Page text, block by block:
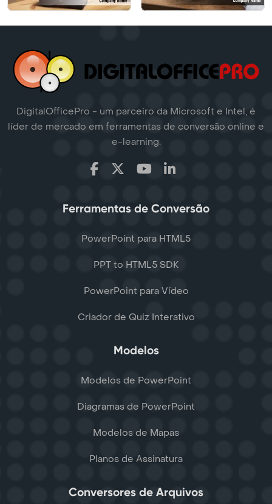
DigitalOfficePro - um parceiro da Microsoft e Intel, é
líder de mercado em ferramentas de conversão online e
e-learning.
Ferramentas de Conversão
PowerPoint para HTML5
PPT to HTML5 SDK
PowerPoint para Vídeo
Criador de Quiz Interativo
Modelos
Modelos de PowerPoint
Diagramas de PowerPoint
Modelos de Mapas
Planos de Assinatura
Conversores de Arquivos